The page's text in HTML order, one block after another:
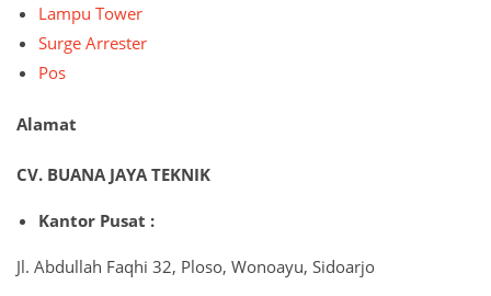
Lampu Tower
Surge Arrester
Pos
Alamat
CV. BUANA JAYA TEKNIK
Kantor Pusat :
Jl. Abdullah Faqhi 32, Ploso, Wonoayu, Sidoarjo